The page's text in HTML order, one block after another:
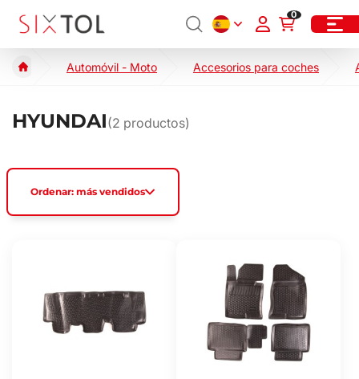
0
Automóvil - Moto Accesorios para coches
HYUNDAI(2 productos)
Ordenar: más vendidos